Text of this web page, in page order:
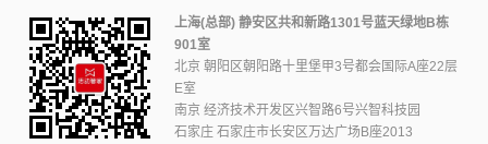
上海(总部) 静安区共和新路1301号蓝天绿地B栋
901室
北京 朝阳区朝阳路十里堡甲3号都会国际A座22层
E室
南京 经济技术开发区兴智路6号兴智科技园
石家庄 石家庄市长安区万达广场B座2013